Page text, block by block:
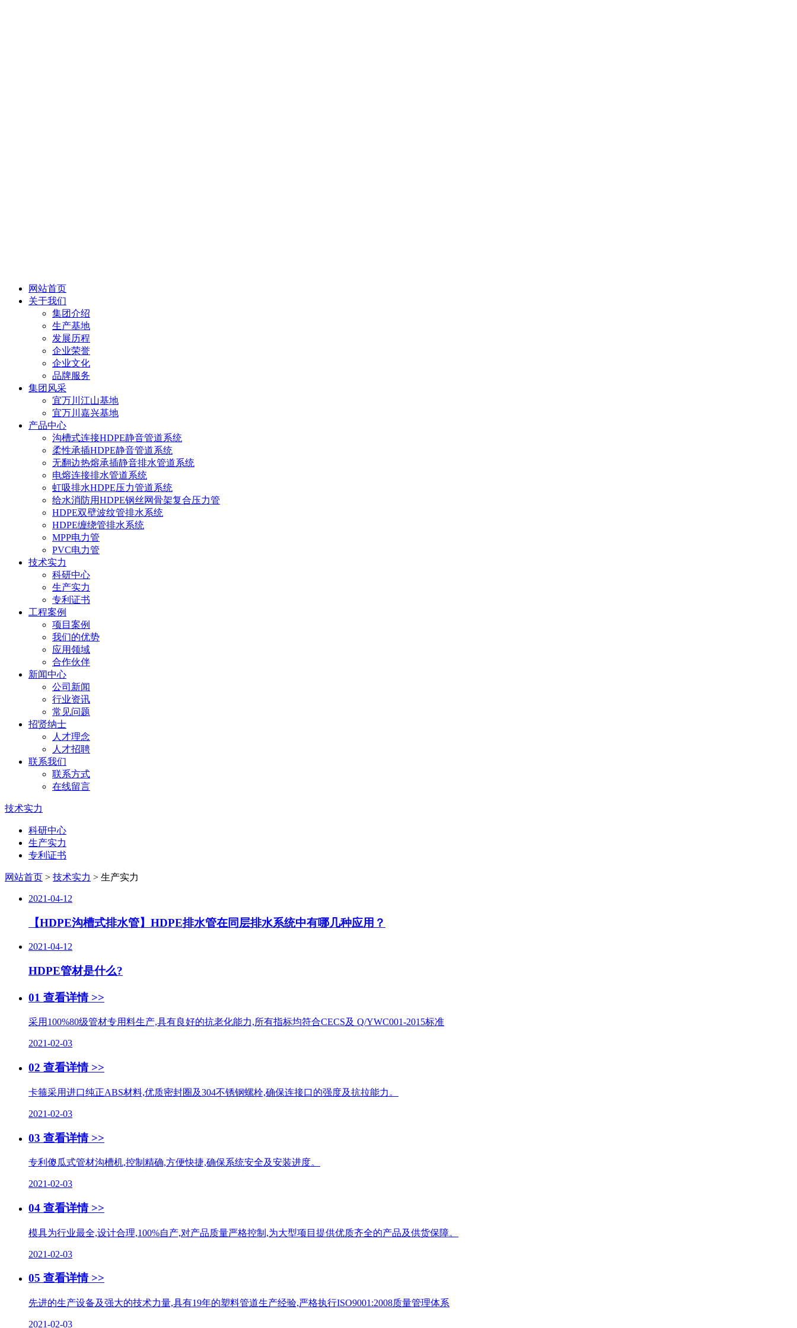
网站首页
关于我们
集团介绍
生产基地
发展历程
企业荣誉
企业文化
品牌服务
集团风采
宜万川江山基地
宜万川嘉兴基地
产品中心
沟槽式连接HDPE静音管道系统
柔性承插HDPE静音管道系统
无翻边热熔承插静音排水管道系统
电熔连接排水管道系统
虹吸排水HDPE压力管道系统
给水消防用HDPE钢丝网骨架复合压力管
HDPE双壁波纹管排水系统
HDPE缠绕管排水系统
MPP电力管
PVC电力管
技术实力
科研中心
生产实力
专利证书
工程案例
项目案例
我们的优势
应用领域
合作伙伴
新闻中心
公司新闻
行业资讯
常见问题
招贤纳士
人才理念
人才招聘
联系我们
联系方式
在线留言
技术实力
科研中心
生产实力
专利证书
网站首页 > 技术实力 > 生产实力
2021-04-12
【HDPE沟槽式排水管】HDPE排水管在同层排水系统中有哪几种应用？
2021-04-12
HDPE管材是什么?
01 查看详情 >>
采用100%80级管材专用料生产,具有良好的抗老化能力,所有指标均符合CECS及 Q/YWC001-2015标准
2021-02-03
02 查看详情 >>
卡箍采用进口纯正ABS材料,优质密封圈及304不锈钢螺栓,确保连接口的强度及抗拉能力。
2021-02-03
03 查看详情 >>
专利傻瓜式管材沟槽机,控制精确,方便快捷,确保系统安全及安装进度。
2021-02-03
04 查看详情 >>
模具为行业最全,设计合理,100%自产,对产品质量严格控制,为大型项目提供优质齐全的产品及供货保障。
2021-02-03
05 查看详情 >>
先进的生产设备及强大的技术力量,具有19年的塑料管道生产经验,严格执行ISO9001:2008质量管理体系
2021-02-03